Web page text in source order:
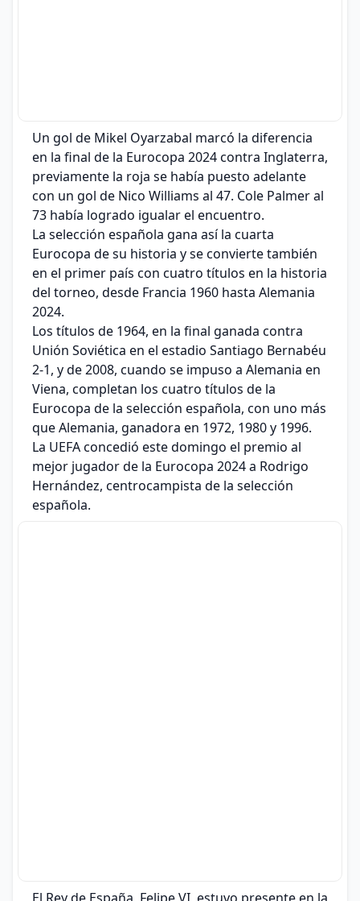
Un gol de Mikel Oyarzabal marcó la diferencia
en la final de la Eurocopa 2024 contra Inglaterra,
previamente la roja se había puesto adelante
con un gol de Nico Williams al 47. Cole Palmer al
73 había logrado igualar el encuentro.
La selección española gana así la cuarta
Eurocopa de su historia y se convierte también
en el primer país con cuatro títulos en la historia
del torneo, desde Francia 1960 hasta Alemania
2024.
Los títulos de 1964, en la final ganada contra
Unión Soviética en el estadio Santiago Bernabéu
2-1, y de 2008, cuando se impuso a Alemania en
Viena, completan los cuatro títulos de la
Eurocopa de la selección española, con uno más
que Alemania, ganadora en 1972, 1980 y 1996.
La UEFA concedió este domingo el premio al
mejor jugador de la Eurocopa 2024 a Rodrigo
Hernández, centrocampista de la selección
española.